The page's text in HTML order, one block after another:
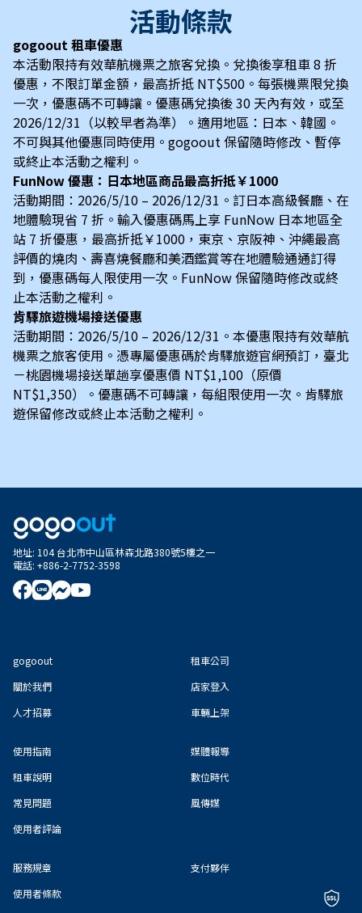
活動條款
gogoout 租車優惠
本活動限持有效華航機票之旅客兌換。兌換後享租車 8 折
優惠，不限訂單金額，最高折抵 NT$500。每張機票限兌換
一次，優惠碼不可轉讓。優惠碼兌換後 30 天內有效，或至
2026/12/31（以較早者為準）。適用地區：日本、韓國。
不可與其他優惠同時使用。gogoout 保留隨時修改、暫停
或終止本活動之權利。
FunNow 優惠：日本地區商品最高折抵￥1000
活動期間：2026/5/10 – 2026/12/31。訂日本高級餐廳、在
地體驗現省 7 折。輸入優惠碼馬上享 FunNow 日本地區全
站 7 折優惠，最高折抵￥1000，東京、京阪神、沖繩最高
評價的燒肉、壽喜燒餐廳和美酒鑑賞等在地體驗通通訂得
到，優惠碼每人限使用一次。FunNow 保留隨時修改或終
止本活動之權利。
肯驛旅遊機場接送優惠
活動期間：2026/5/10 – 2026/12/31。本優惠限持有效華航
機票之旅客使用。憑專屬優惠碼於肯驛旅遊官網預訂，臺北
－桃園機場接送單趟享優惠價 NT$1,100（原價
NT$1,350）。優惠碼不可轉讓，每組限使用一次。肯驛旅
遊保留修改或終止本活動之權利。
地址: 104 台北市中山區林森北路380號5樓之一
電話: +886-2-7752-3598
gogoout
關於我們
人才招募
租車公司
店家登入
車輛上架
使用指南
租車說明
常見問題
使用者評論
媒體報導
數位時代
風傳媒
服務規章
使用者條款
支付夥伴